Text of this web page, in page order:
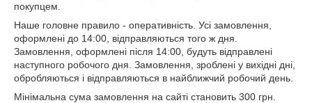
покупцем.
Наше головне правило - оперативність. Усі замовлення,
оформлені до 14:00, відправляються того ж дня.
Замовлення, оформлені після 14:00, будуть відправлені
наступного робочого дня. Замовлення, зроблені у вихідні дні,
обробляються і відправляються в найближчий робочий день.
Мінімальна сума замовлення на сайті становить 300 грн.